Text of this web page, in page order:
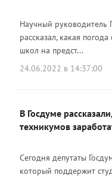
Научный руководитель
рассказал, какая
школ на предст...
24.06.2022 в 14:37:00
В Госдуме
техникумов
Сегодня депутаты
который поддержит